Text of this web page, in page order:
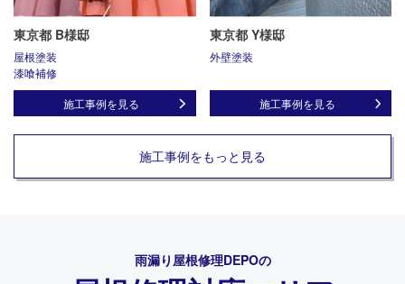
東京都 B様邸
屋根塗装
漆喰補修
施工事例を見る
東京都 Y様邸
外壁塗装
施工事例を見る
施工事例をもっと見る
雨漏り屋根修理DEPOの